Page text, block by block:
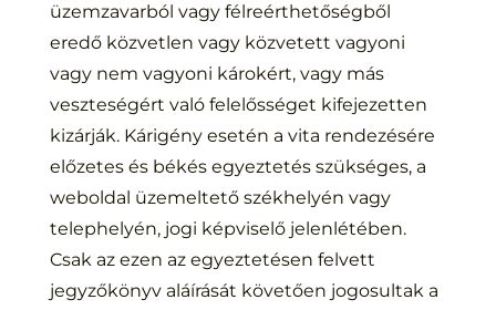
üzemzavarból vagy félreérthetőségből
eredő közvetlen vagy közvetett vagyoni
vagy nem vagyoni károkért, vagy más
veszteségért való felelősséget kifejezetten
kizárják. Kárigény esetén a vita rendezésére
előzetes és békés egyeztetés szükséges, a
weboldal üzemeltető székhelyén vagy
telephelyén, jogi képviselő jelenlétében.
Csak az ezen az egyeztetésen felvett
jegyzőkönyv aláírását követően jogosultak a